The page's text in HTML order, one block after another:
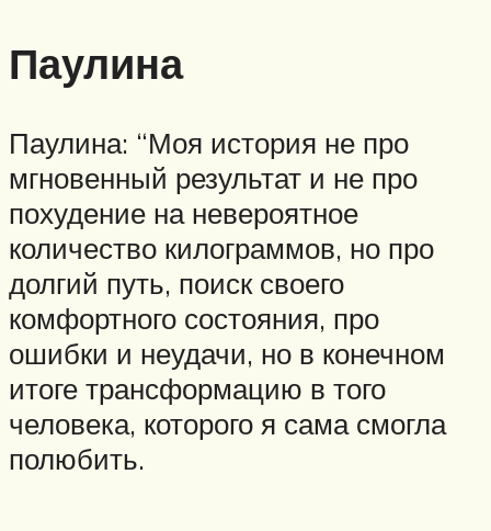
Паулина
Паулина: “Моя история не про
мгновенный результат и не про
похудение на невероятное
количество килограммов, но про
долгий путь, поиск своего
комфортного состояния, про
ошибки и неудачи, но в конечном
итоге трансформацию в того
человека, которого я сама смогла
полюбить.